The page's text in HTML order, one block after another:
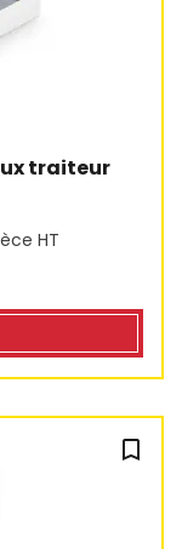
traiteur
HT
bookmark_outline